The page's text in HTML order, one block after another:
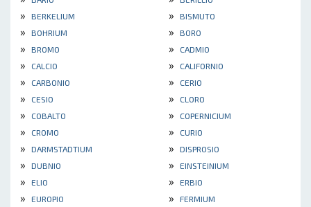
» BERKELIUM » BISMUTO
» BOHRIUM » BORO
» BROMO » CADMIO
» CALCIO » CALIFORNIO
» CARBONIO » CERIO
» CESIO » CLORO
» COBALTO » COPERNICIUM
» CROMO » CURIO
» DARMSTADTIUM » DISPROSIO
» DUBNIO » EINSTEINIUM
» ELIO » ERBIO
» EUROPIO » FERMIUM